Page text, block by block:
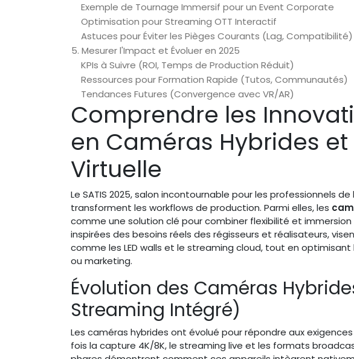
Exemple de Tournage Immersif pour un Event Corporate
Optimisation pour Streaming OTT Interactif
Astuces pour Éviter les Pièges Courants (Lag, Compatibilité)
5. Mesurer l'Impact et Évoluer en 2025
KPIs à Suivre (ROI, Temps de Production Réduit)
Ressources pour Formation Rapide (Tutos, Communautés)
Tendances Futures (Convergence avec VR/AR)
Comprendre les
en Caméras Hybrides
Virtuelle
Le SATIS 2025, salon incontournable pour les professionnels
transforment les workflows de production. Parmi elles, les
comme une solution clé pour combiner flexibilité et
inspirées des besoins réels des régisseurs et réalisateurs,
comme les LED walls et le streaming cloud, tout en
ou marketing.
Évolution des Caméras
Streaming Intégré)
Les caméras hybrides ont évolué pour répondre aux
fois la capture 4K/8K, le streaming live et les formats